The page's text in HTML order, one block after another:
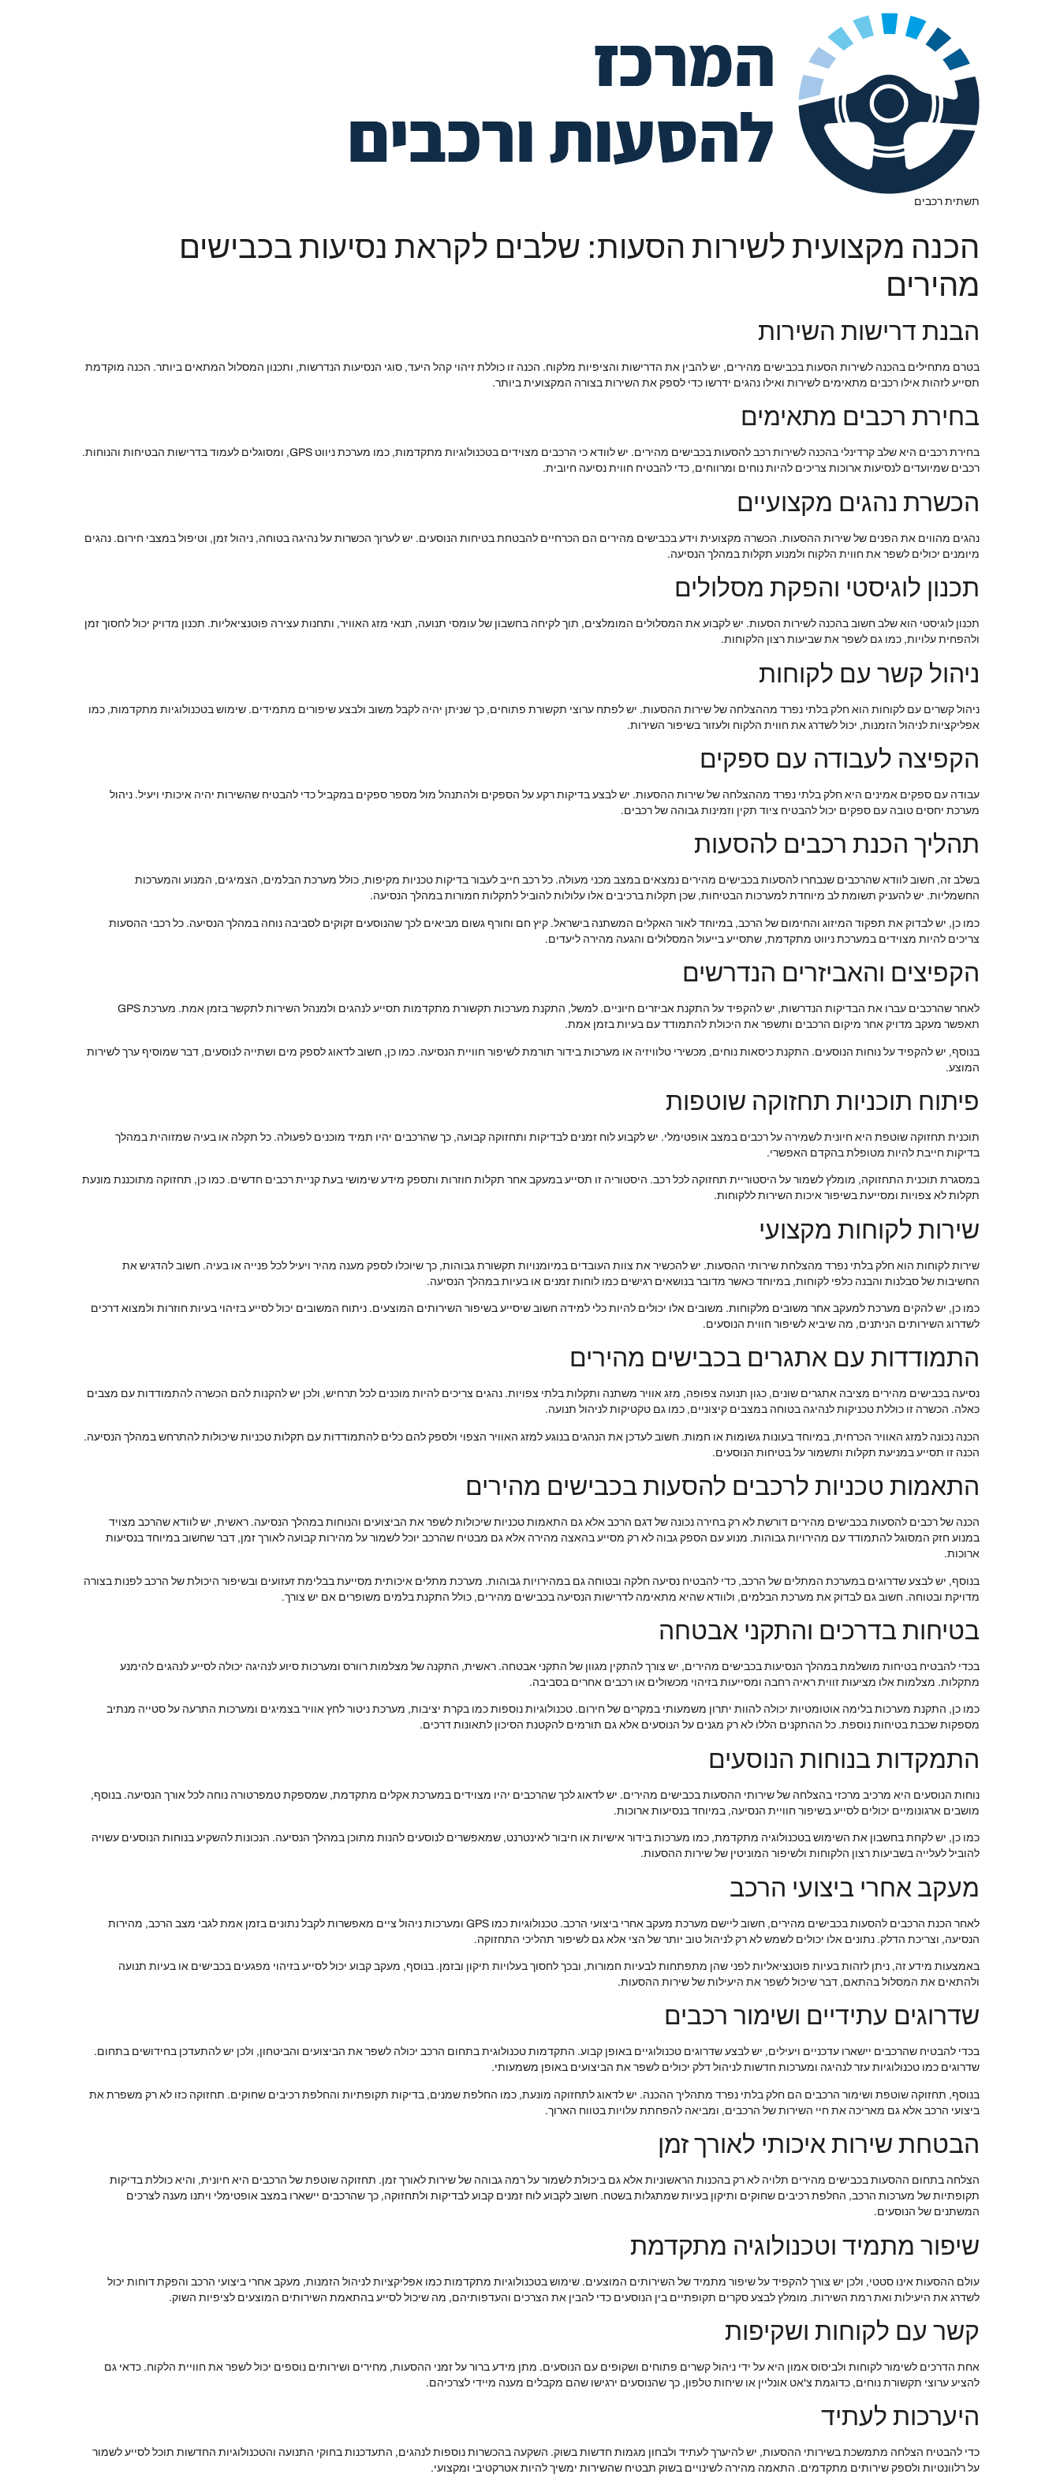
תשתית רכבים
הכנה מקצועית לשירות הסעות: שלבים לקראת נסיעות בכבישים
מהירים
הבנת דרישות השירות
בטרם מתחילים בהכנה לשירות הסעות בכבישים מהירים, יש להבין את הדרישות והציפיות מלקוח. הכנה זו כוללת זיהוי קהל היעד, סוגי הנסיעות הנדרשות, ותכנון המסלול המתאים ביותר. הכנה מוקדמת
תסייע לזהות אילו רכבים מתאימים לשירות ואילו נהגים ידרשו כדי לספק את השירות בצורה המקצועית ביותר.
בחירת רכבים מתאימים
בחירת רכבים היא שלב קרדינלי בהכנה לשירות רכב להסעות בכבישים מהירים. יש לוודא כי הרכבים מצוידים בטכנולוגיות מתקדמות, כמו מערכת ניווט GPS, ומסוגלים לעמוד בדרישות הבטיחות והנוחות.
רכבים שמיועדים לנסיעות ארוכות צריכים להיות נוחים ומרווחים, כדי להבטיח חווית נסיעה חיובית.
הכשרת נהגים מקצועיים
נהגים מהווים את הפנים של שירות ההסעות. הכשרה מקצועית וידע בכבישים מהירים הם הכרחיים להבטחת בטיחות הנוסעים. יש לערוך הכשרות על נהיגה בטוחה, ניהול זמן, וטיפול במצבי חירום. נהגים
מיומנים יכולים לשפר את חווית הלקוח ולמנוע תקלות במהלך הנסיעה.
תכנון לוגיסטי והפקת מסלולים
תכנון לוגיסטי הוא שלב חשוב בהכנה לשירות הסעות. יש לקבוע את המסלולים המומלצים, תוך לקיחה בחשבון של עומסי תנועה, תנאי מזג האוויר, ותחנות עצירה פוטנציאליות. תכנון מדויק יכול לחסוך זמן
ולהפחית עלויות, כמו גם לשפר את שביעות רצון הלקוחות.
ניהול קשר עם לקוחות
ניהול קשרים עם לקוחות הוא חלק בלתי נפרד מההצלחה של שירות ההסעות. יש לפתח ערוצי תקשורת פתוחים, כך שניתן יהיה לקבל משוב ולבצע שיפורים מתמידים. שימוש בטכנולוגיות מתקדמות, כמו
אפליקציות לניהול הזמנות, יכול לשדרג את חווית הלקוח ולעזור בשיפור השירות.
הקפיצה לעבודה עם ספקים
עבודה עם ספקים אמינים היא חלק בלתי נפרד מההצלחה של שירות ההסעות. יש לבצע בדיקות רקע על הספקים ולהתנהל מול מספר ספקים במקביל כדי להבטיח שהשירות יהיה איכותי ויעיל. ניהול
מערכת יחסים טובה עם ספקים יכול להבטיח ציוד תקין וזמינות גבוהה של רכבים.
תהליך הכנת רכבים להסעות
בשלב זה, חשוב לוודא שהרכבים שנבחרו להסעות בכבישים מהירים נמצאים במצב מכני מעולה. כל רכב חייב לעבור בדיקות טכניות מקיפות, כולל מערכת הבלמים, הצמיגים, המנוע והמערכות
החשמליות. יש להעניק תשומת לב מיוחדת למערכות הבטיחות, שכן תקלות ברכיבים אלו עלולות להוביל לתקלות חמורות במהלך הנסיעה.
כמו כן, יש לבדוק את תפקוד המיזוג והחימום של הרכב, במיוחד לאור האקלים המשתנה בישראל. קיץ חם וחורף גשום מביאים לכך שהנוסעים זקוקים לסביבה נוחה במהלך הנסיעה. כל רכבי ההסעות
צריכים להיות מצוידים במערכת ניווט מתקדמת, שתסייע בייעול המסלולים והגעה מהירה ליעדים.
הקפיצים והאביזרים הנדרשים
לאחר שהרכבים עברו את הבדיקות הנדרשות, יש להקפיד על התקנת אביזרים חיוניים. למשל, התקנת מערכות תקשורת מתקדמות תסייע לנהגים ולמנהל השירות לתקשר בזמן אמת. מערכת GPS
תאפשר מעקב מדויק אחר מיקום הרכבים ותשפר את היכולת להתמודד עם בעיות בזמן אמת.
בנוסף, יש להקפיד על נוחות הנוסעים. התקנת כיסאות נוחים, מכשירי טלוויזיה או מערכות בידור תורמת לשיפור חוויית הנסיעה. כמו כן, חשוב לדאוג לספק מים ושתייה לנוסעים, דבר שמוסיף ערך לשירות
המוצע.
פיתוח תוכניות תחזוקה שוטפות
תוכנית תחזוקה שוטפת היא חיונית לשמירה על רכבים במצב אופטימלי. יש לקבוע לוח זמנים לבדיקות ותחזוקה קבועה, כך שהרכבים יהיו תמיד מוכנים לפעולה. כל תקלה או בעיה שמזוהית במהלך
בדיקות חייבת להיות מטופלת בהקדם האפשרי.
במסגרת תוכנית התחזוקה, מומלץ לשמור על היסטוריית תחזוקה לכל רכב. היסטוריה זו תסייע במעקב אחר תקלות חוזרות ותספק מידע שימושי בעת קניית רכבים חדשים. כמו כן, תחזוקה מתוכננת מונעת
תקלות לא צפויות ומסייעת בשיפור איכות השירות ללקוחות.
שירות לקוחות מקצועי
שירות לקוחות הוא חלק בלתי נפרד מהצלחת שירותי ההסעות. יש להכשיר את צוות העובדים במיומנויות תקשורת גבוהות, כך שיוכלו לספק מענה מהיר ויעיל לכל פנייה או בעיה. חשוב להדגיש את
החשיבות של סבלנות והבנה כלפי לקוחות, במיוחד כאשר מדובר בנושאים רגישים כמו לוחות זמנים או בעיות במהלך הנסיעה.
כמו כן, יש להקים מערכת למעקב אחר משובים מלקוחות. משובים אלו יכולים להיות כלי למידה חשוב שיסייע בשיפור השירותים המוצעים. ניתוח המשובים יכול לסייע בזיהוי בעיות חוזרות ולמצוא דרכים
לשדרוג השירותים הניתנים, מה שיביא לשיפור חווית הנוסעים.
התמודדות עם אתגרים בכבישים מהירים
נסיעה בכבישים מהירים מציבה אתגרים שונים, כגון תנועה צפופה, מזג אוויר משתנה ותקלות בלתי צפויות. נהגים צריכים להיות מוכנים לכל תרחיש, ולכן יש להקנות להם הכשרה להתמודדות עם מצבים
כאלה. הכשרה זו כוללת טכניקות לנהיגה בטוחה במצבים קיצוניים, כמו גם טקטיקות לניהול תנועה.
הכנה נכונה למזג האוויר הכרחית, במיוחד בעונות גשומות או חמות. חשוב לעדכן את הנהגים בנוגע למזג האוויר הצפוי ולספק להם כלים להתמודדות עם תקלות טכניות שיכולות להתרחש במהלך הנסיעה.
הכנה זו תסייע במניעת תקלות ותשמור על בטיחות הנוסעים.
התאמות טכניות לרכבים להסעות בכבישים מהירים
הכנה של רכבים להסעות בכבישים מהירים דורשת לא רק בחירה נכונה של דגם הרכב אלא גם התאמות טכניות שיכולות לשפר את הביצועים והנוחות במהלך הנסיעה. ראשית, יש לוודא שהרכב מצויד
במנוע חזק המסוגל להתמודד עם מהירויות גבוהות. מנוע עם הספק גבוה לא רק מסייע בהאצה מהירה אלא גם מבטיח שהרכב יוכל לשמור על מהירות קבועה לאורך זמן, דבר שחשוב במיוחד בנסיעות
ארוכות.
בנוסף, יש לבצע שדרוגים במערכת המתלים של הרכב, כדי להבטיח נסיעה חלקה ובטוחה גם במהירויות גבוהות. מערכת מתלים איכותית מסייעת בבלימת זעזועים ובשיפור היכולת של הרכב לפנות בצורה
מדויקת ובטוחה. חשוב גם לבדוק את מערכת הבלמים, ולוודא שהיא מתאימה לדרישות הנסיעה בכבישים מהירים, כולל התקנת בלמים משופרים אם יש צורך.
בטיחות בדרכים והתקני אבטחה
בכדי להבטיח בטיחות מושלמת במהלך הנסיעות בכבישים מהירים, יש צורך להתקין מגוון של התקני אבטחה. ראשית, התקנה של מצלמות רוורס ומערכות סיוע לנהיגה יכולה לסייע לנהגים להימנע
מתקלות. מצלמות אלו מציעות זווית ראיה רחבה ומסייעות בזיהוי מכשולים או רכבים אחרים בסביבה.
כמו כן, התקנת מערכות בלימה אוטומטיות יכולה להוות יתרון משמעותי במקרים של חירום. טכנולוגיות נוספות כמו בקרת יציבות, מערכת ניטור לחץ אוויר בצמיגים ומערכות התרעה על סטייה מנתיב
מספקות שכבת בטיחות נוספת. כל ההתקנים הללו לא רק מגנים על הנוסעים אלא גם תורמים להקטנת הסיכון לתאונות דרכים.
התמקדות בנוחות הנוסעים
נוחות הנוסעים היא מרכיב מרכזי בהצלחה של שירותי ההסעות בכבישים מהירים. יש לדאוג לכך שהרכבים יהיו מצוידים במערכת אקלים מתקדמת, שמספקת טמפרטורה נוחה לכל אורך הנסיעה. בנוסף,
מושבים ארגונומיים יכולים לסייע בשיפור חוויית הנסיעה, במיוחד בנסיעות ארוכות.
כמו כן, יש לקחת בחשבון את השימוש בטכנולוגיה מתקדמת, כמו מערכות בידור אישיות או חיבור לאינטרנט, שמאפשרים לנוסעים להנות מתוכן במהלך הנסיעה. הנכונות להשקיע בנוחות הנוסעים עשויה
להוביל לעלייה בשביעות רצון הלקוחות ולשיפור המוניטין של שירות ההסעות.
מעקב אחרי ביצועי הרכב
לאחר הכנת הרכבים להסעות בכבישים מהירים, חשוב ליישם מערכת מעקב אחרי ביצועי הרכב. טכנולוגיות כמו GPS ומערכות ניהול ציים מאפשרות לקבל נתונים בזמן אמת לגבי מצב הרכב, מהירות
הנסיעה, וצריכת הדלק. נתונים אלו יכולים לשמש לא רק לניהול טוב יותר של הצי אלא גם לשיפור תהליכי התחזוקה.
באמצעות מידע זה, ניתן לזהות בעיות פוטנציאליות לפני שהן מתפתחות לבעיות חמורות, ובכך לחסוך בעלויות תיקון ובזמן. בנוסף, מעקב קבוע יכול לסייע בזיהוי מפגעים בכבישים או בעיות תנועה
ולהתאים את המסלול בהתאם, דבר שיכול לשפר את היעילות של שירות ההסעות.
שדרוגים עתידיים ושימור רכבים
בכדי להבטיח שהרכבים יישארו עדכניים ויעילים, יש לבצע שדרוגים טכנולוגיים באופן קבוע. התקדמות טכנולוגית בתחום הרכב יכולה לשפר את הביצועים והביטחון, ולכן יש להתעדכן בחידושים בתחום.
שדרוגים כמו טכנולוגיות עזר לנהיגה ומערכות חדשות לניהול דלק יכולים לשפר את הביצועים באופן משמעותי.
בנוסף, תחזוקה שוטפת ושימור הרכבים הם חלק בלתי נפרד מתהליך ההכנה. יש לדאוג לתחזוקה מונעת, כמו החלפת שמנים, בדיקות תקופתיות והחלפת רכיבים שחוקים. תחזוקה כזו לא רק משפרת את
ביצועי הרכב אלא גם מאריכה את חיי השירות של הרכבים, ומביאה להפחתת עלויות בטווח הארוך.
הבטחת שירות איכותי לאורך זמן
הצלחה בתחום ההסעות בכבישים מהירים תלויה לא רק בהכנות הראשוניות אלא גם ביכולת לשמור על רמה גבוהה של שירות לאורך זמן. תחזוקה שוטפת של הרכבים היא חיונית, והיא כוללת בדיקות
תקופתיות של מערכות הרכב, החלפת רכיבים שחוקים ותיקון בעיות שמתגלות בשטח. חשוב לקבוע לוח זמנים קבוע לבדיקות ולתחזוקה, כך שהרכבים יישארו במצב אופטימלי ויתנו מענה לצרכים
המשתנים של הנוסעים.
שיפור מתמיד וטכנולוגיה מתקדמת
עולם ההסעות אינו סטטי, ולכן יש צורך להקפיד על שיפור מתמיד של השירותים המוצעים. שימוש בטכנולוגיות מתקדמות כמו אפליקציות לניהול הזמנות, מעקב אחרי ביצועי הרכב והפקת דוחות יכול
לשדרג את היעילות ואת רמת השירות. מומלץ לבצע סקרים תקופתיים בין הנוסעים כדי להבין את הצרכים והעדפותיהם, מה שיכול לסייע בהתאמת השירותים המוצעים לציפיות השוק.
קשר עם לקוחות ושקיפות
אחת הדרכים לשימור לקוחות ולביסוס אמון היא על ידי ניהול קשרים פתוחים ושקופים עם הנוסעים. מתן מידע ברור על זמני ההסעות, מחירים ושירותים נוספים יכול לשפר את חוויית הלקוח. כדאי גם
להציע ערוצי תקשורת נוחים, כדוגמת צ'אט אונליין או שיחות טלפון, כך שהנוסעים ירגישו שהם מקבלים מענה מיידי לצרכיהם.
היערכות לעתיד
כדי להבטיח הצלחה מתמשכת בשירותי ההסעות, יש להיערך לעתיד ולבחון מגמות חדשות בשוק. השקעה בהכשרות נוספות לנהגים, התעדכנות בחוקי התנועה והטכנולוגיות החדשות תוכל לסייע לשמור
על רלוונטיות ולספק שירותים מתקדמים. התאמה מהירה לשינויים בשוק תבטיח שהשירות ימשיך להיות אטרקטיבי ומקצועי.